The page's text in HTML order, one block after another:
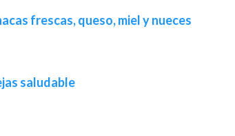
frescas, queso, miel y nueces
saludable